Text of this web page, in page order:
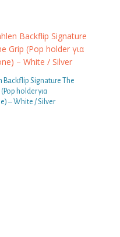
Backflip Signature The
holder για
– White / Silver